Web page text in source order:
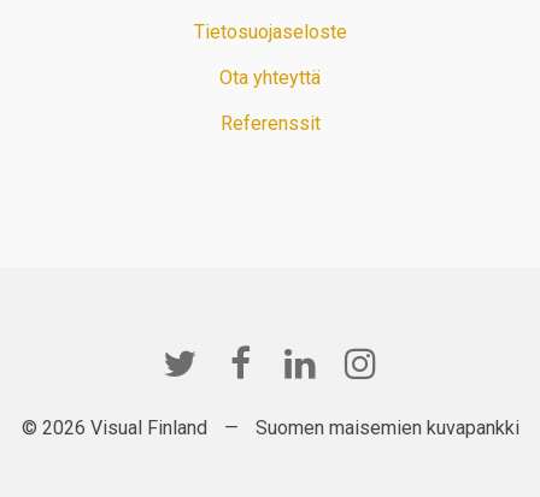
Tietosuojaseloste
Ota yhteyttä
Referenssit
© 2026 Visual Finland — Suomen maisemien kuvapankki